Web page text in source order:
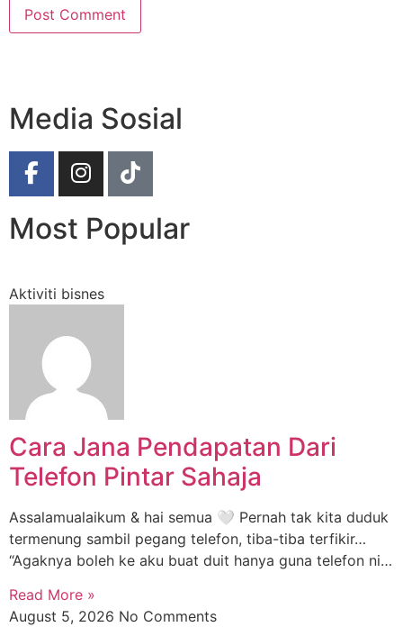
Media Sosial
Most Popular
Aktiviti bisnes
Cara Jana Pendapatan Dari
Telefon Pintar Sahaja
Assalamualaikum & hai semua 🤍 Pernah tak kita duduk
termenung sambil pegang telefon, tiba-tiba terfikir…
“Agaknya boleh ke aku buat duit hanya guna telefon ni…
Read More »
August 5, 2026 No Comments